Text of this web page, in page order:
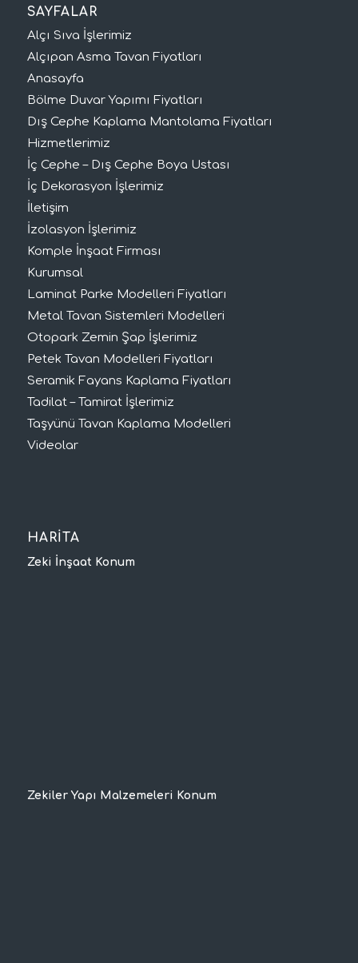
SAYFALAR
Alçı Sıva İşlerimiz
Alçıpan Asma Tavan Fiyatları
Anasayfa
Bölme Duvar Yapımı Fiyatları
Dış Cephe Kaplama Mantolama Fiyatları
Hizmetlerimiz
İç Cephe – Dış Cephe Boya Ustası
İç Dekorasyon İşlerimiz
İletişim
İzolasyon İşlerimiz
Komple İnşaat Firması
Kurumsal
Laminat Parke Modelleri Fiyatları
Metal Tavan Sistemleri Modelleri
Otopark Zemin Şap İşlerimiz
Petek Tavan Modelleri Fiyatları
Seramik Fayans Kaplama Fiyatları
Tadilat – Tamirat İşlerimiz
Taşyünü Tavan Kaplama Modelleri
Videolar
HARİTA
Zeki İnşaat Konum
Zekiler Yapı Malzemeleri Konum